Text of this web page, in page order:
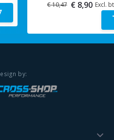
€ 10,47 € 8,90 Excl.